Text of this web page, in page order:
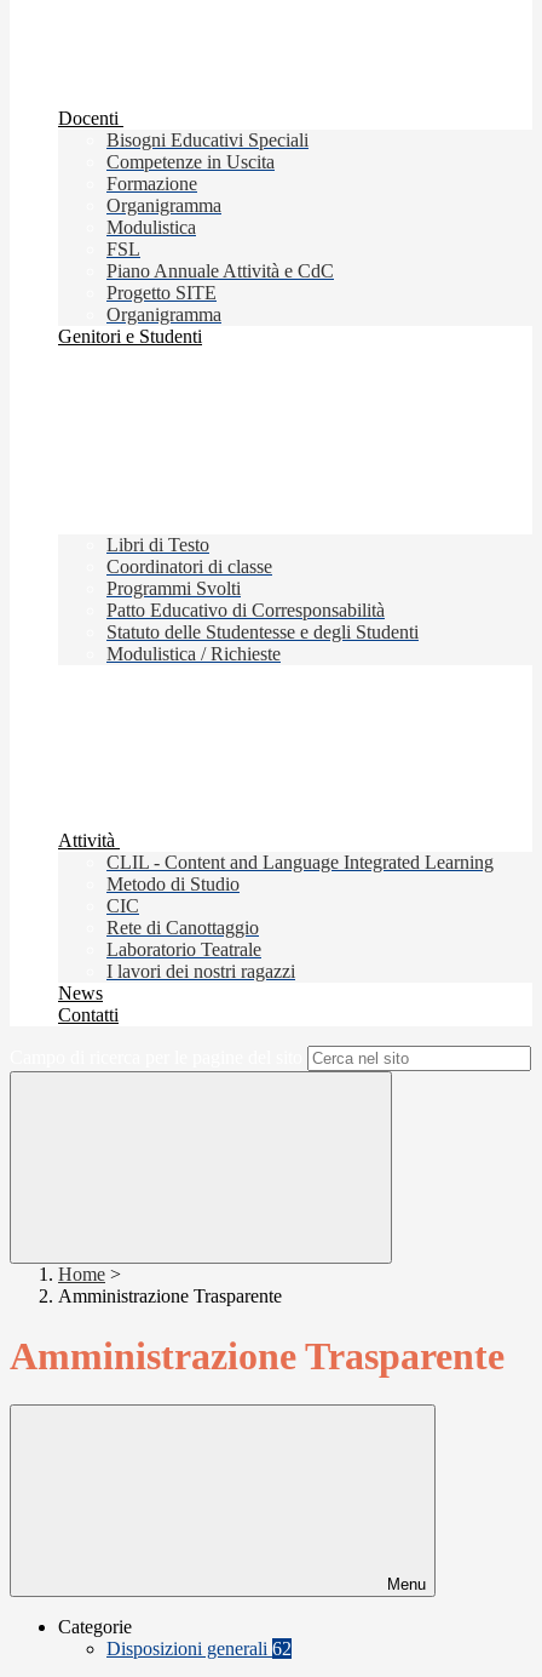
Docenti
Bisogni Educativi Speciali
Competenze in Uscita
Formazione
Organigramma
Modulistica
FSL
Piano Annuale Attività e CdC
Progetto SITE
Organigramma
Genitori e Studenti
Libri di Testo
Coordinatori di classe
Programmi Svolti
Patto Educativo di Corresponsabilità
Statuto delle Studentesse e degli Studenti
Modulistica / Richieste
Attività
CLIL - Content and Language Integrated Learning
Metodo di Studio
CIC
Rete di Canottaggio
Laboratorio Teatrale
I lavori dei nostri ragazzi
News
Contatti
Home >
Amministrazione Trasparente
Amministrazione Trasparente
Menu
Categorie
Disposizioni generali 62